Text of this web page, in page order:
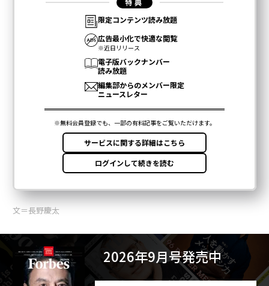
文＝長野慶太
2026年9月号発売中